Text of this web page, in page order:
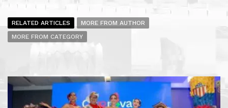
RELATED ARTICLES
MORE FROM AUTHOR
MORE FROM CATEGORY